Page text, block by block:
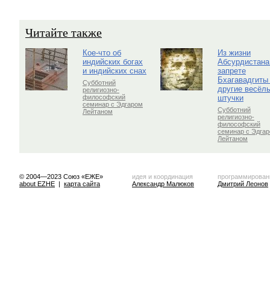
Читайте также
Кое-что об
индийских богах
и индийских снах
Субботний
религиозно-
философский
семинар с Эдгаром
Лейтаном
Из жизни
запрете
Бхагавадгиты
другие
штучки
Субботний
религиозно-
философский
семинар с
Лейтаном
© 2004—2023 Союз «ЕЖЕ»
about EZHE | карта сайта
идея и координация
Александр Малюков
Дмитрий Леонов